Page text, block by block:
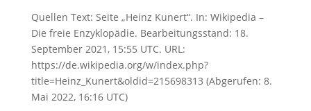
Quellen Text: Seite „Heinz Kunert“. In: Wikipedia –
Die freie Enzyklopädie. Bearbeitungsstand: 18.
September 2021, 15:55 UTC. URL:
https://de.wikipedia.org/w/index.php?
title=Heinz_Kunert&oldid=215698313 (Abgerufen: 8.
Mai 2022, 16:16 UTC)